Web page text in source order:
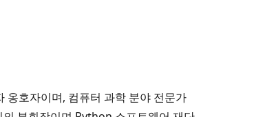
호자이며, 컴퓨터 과학 분야 전문가